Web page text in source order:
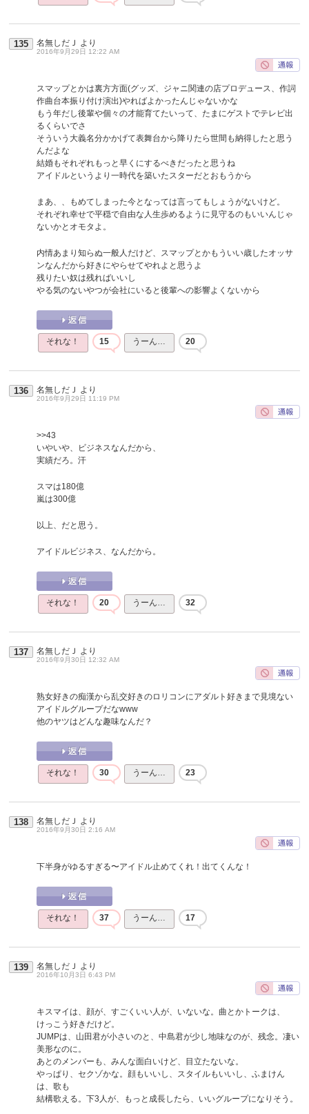
135 名無しだＪ より
2016年9月29日 12:22 AM
スマップとかは裏方方面(グッズ、ジャニ関連の店プロデュース、作詞
作曲台本振り付け演出)やればよかったんじゃないかな
もう年だし後輩や個々の才能育てたいって、たまにゲストでテレビ出
るくらいでさ
そういう大義名分かかげて表舞台から降りたら世間も納得したと思う
んだよな
結婚もそれぞれもっと早くにするべきだったと思うね
アイドルというより一時代を築いたスターだとおもうから
まあ、、もめてしまった今となっては言ってもしょうがないけど。
それぞれ幸せで平穏で自由な人生歩めるように見守るのもいいんじゃ
ないかとオモタよ。
内情あまり知らぬ一般人だけど、スマップとかもういい歳したオッサ
ンなんだから好きにやらせてやれよと思うよ
残りたい奴は残ればいいし
やる気のないやつが会社にいると後輩への影響よくないから
それな！ 15 うーん… 20
136 名無しだＪ より
2016年9月29日 11:19 PM
>>43
いやいや、ビジネスなんだから、
実績だろ。汗
スマは180億
嵐は300億
以上、だと思う。
アイドルビジネス、なんだから。
それな！ 20 うーん… 32
137 名無しだＪ より
2016年9月30日 12:32 AM
熟女好きの痴漢から乱交好きのロリコンにアダルト好きまで見境ない
アイドルグループだなwww
他のヤツはどんな趣味なんだ？
それな！ 30 うーん… 23
138 名無しだＪ より
2016年9月30日 2:16 AM
下半身がゆるすぎる〜アイドル止めてくれ！出てくんな！
それな！ 37 うーん… 17
139 名無しだＪ より
2016年10月3日 6:43 PM
キスマイは、顔が、すごくいい人が、いないな。曲とかトークは、
けっこう好きだけど。
JUMPは、山田君が小さいのと、中島君が少し地味なのが、残念。凄い
美形なのに。
あとのメンバーも、みんな面白いけど、目立たないな。
やっぱり、セクゾかな。顔もいいし、スタイルもいいし、ふまけん
は、歌も
結構歌える。下3人が、もっと成長したら、いいグループになりそう。